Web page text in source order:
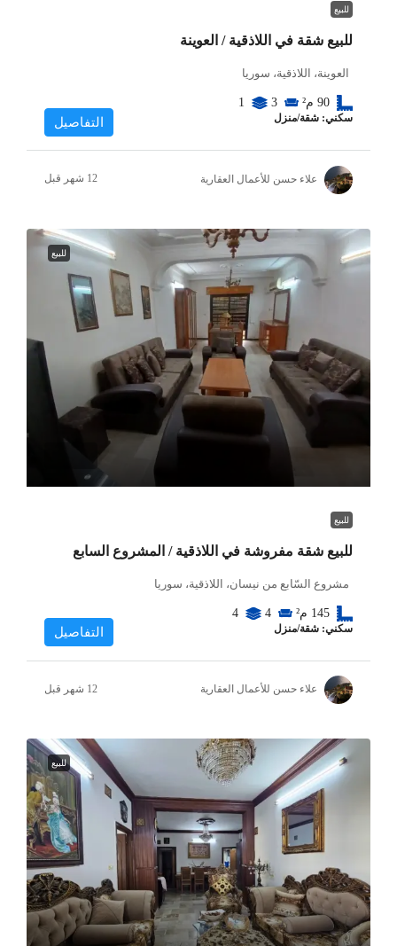
للبيع
للبيع شقة في اللاذقية / العوينة
العوينة، اللاذقية، سوريا
90 م² 3
1
سكني: شقة/منزل التفاصيل
علاء حسن للأعمال العقارية
للبيع
للبيع
للبيع شقة مفروشة في اللاذقية / المشروع السابع
مشروع السّابع من نيسان، اللاذقية، سوريا
145 م² 4
4
سكني: شقة/منزل التفاصيل
علاء حسن للأعمال العقارية
للبيع